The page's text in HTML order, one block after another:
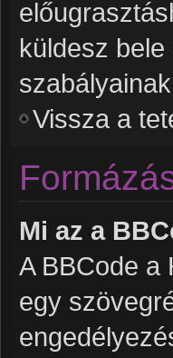
küldesz
Vissza a
Mi az a
A BBCode a
egy